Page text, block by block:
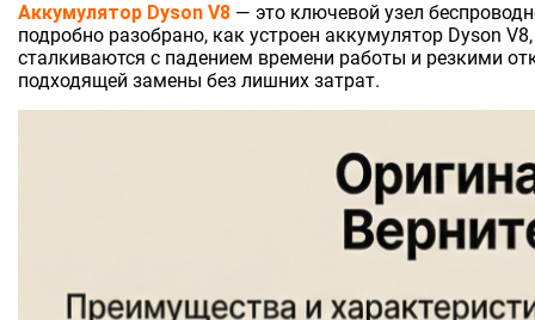
Аккумулятор Dyson V8 — это ключевой узел
подробно разобрано, как устроен аккумулятор Dyson
сталкиваются с падением времени работы и резкими
подходящей замены без лишних затрат.